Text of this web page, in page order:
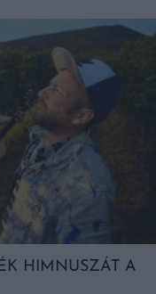
HIMNUSZÁT A